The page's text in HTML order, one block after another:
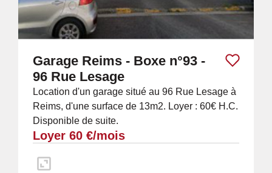
Garage Reims - Boxe n°93 -
96 Rue Lesage
Location d'un garage situé au 96 Rue Lesage à
Reims, d'une surface de 13m2. Loyer : 60€ H.C.
Disponible de suite.
Loyer 60 €/mois